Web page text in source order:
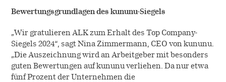
Bewertungsgrundlagen des kununu-Siegels
„Wir gratulieren ALK zum Erhalt des Top Company-
Siegels 2024“, sagt Nina Zimmermann, CEO von kununu.
„Die Auszeichnung wird an Arbeitgeber mit besonders
guten Bewertungen auf kununu verliehen. Da nur etwa
fünf Prozent der Unternehmen die